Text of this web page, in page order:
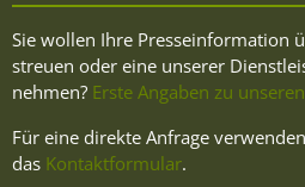
Sie wollen Ihre Presseinformation
streuen oder eine unserer
nehmen? Erste Angaben zu
Für eine direkte Anfrage
das Kontaktformular.